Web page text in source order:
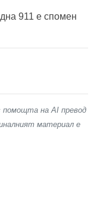
911 е спомен
помощта на AI превод
материал е